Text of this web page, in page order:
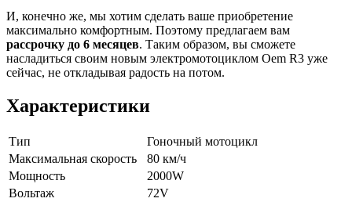
И, конечно же, мы хотим сделать ваше приобретение
максимально комфортным. Поэтому предлагаем вам
рассрочку до 6 месяцев. Таким образом, вы сможете
насладиться своим новым электромотоциклом Oem R3 уже
сейчас, не откладывая радость на потом.
Характеристики
Тип
Гоночный мотоцикл
Максимальная скорость
80 км/ч
Мощность
2000W
Вольтаж
72V